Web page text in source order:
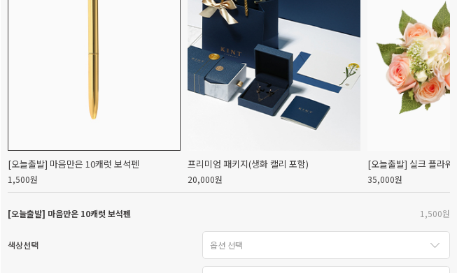
[오늘출발] 마음만은 10캐럿 보석펜
1,500원
프리미엄 패키지(생화 캘리 포함)
20,000원
[오늘출발] 실크 플라워
35,000원
[오늘출발] 마음만은 10캐럿 보석펜 1,500원
색상선택